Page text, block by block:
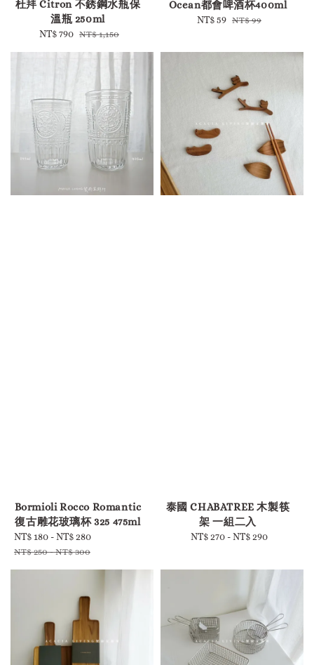
杜拜 Citron 不銹鋼水瓶保
溫瓶 250ml
Sale
NT$ 790 Regular
NT$ 1,150
Ocean都會啤酒杯400ml
Sale
NT$ 59 Regular
NT$ 99
Bormioli Rocco Romantic
復古雕花玻璃杯 325 475ml
Sale
price
NT$ 180 -NT$ 280
NT$ 250-NT$ 300
泰國 CHABATREE 木製筷
架 一組二入
Regular
NT$ 270 -NT$ 290